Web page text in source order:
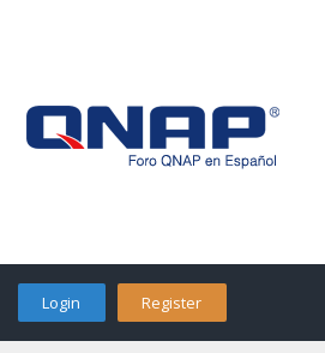
Login Register